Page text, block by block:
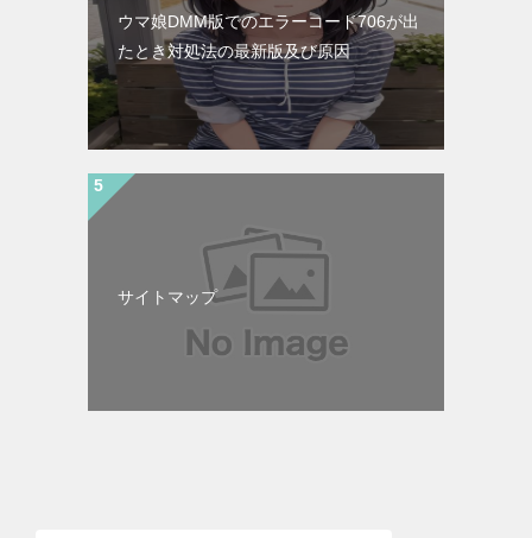
ウマ娘DMM版でのエラーコード706が出
たとき対処法の最新版及び原因
サイトマップ